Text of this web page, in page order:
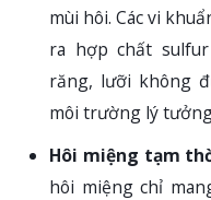
mùi hôi. Các vi
ra hợp chất
răng, lưỡi không
môi trường lý
Hôi miệng tạm
hôi miệng chỉ